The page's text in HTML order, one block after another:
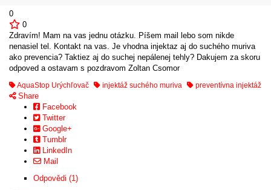
0
0
Zdravím! Mam na vas jednu otázku. Píšem mail lebo som nikde
nenasiel tel. Kontakt na vas. Je vhodna injektaz aj do suchého muriva
ako prevencia? Taktiez aj do suchej nepálenej tehly? Dakujem za skoru
odpoved a ostavam s pozdravom Zoltan Csomor
AquaStop Urýchľovač injektáž suchého muriva preventívna injektáž
Share
Facebook
Twitter
Google+
Tumblr
LinkedIn
Mail
Odpovědi (1)